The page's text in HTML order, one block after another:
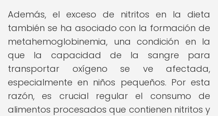
Además, el exceso de nitritos en la dieta
también se ha asociado con la formación de
metahemoglobinemia, una condición en la
que la capacidad de la sangre para
transportar oxígeno se ve afectada,
especialmente en niños pequeños. Por esta
razón, es crucial regular el consumo de
alimentos procesados que contienen nitritos y